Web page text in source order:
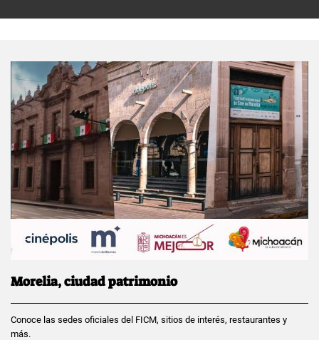
Morelia, ciudad patrimonio
Conoce las sedes oficiales del FICM, sitios de interés, restaurantes y
más.